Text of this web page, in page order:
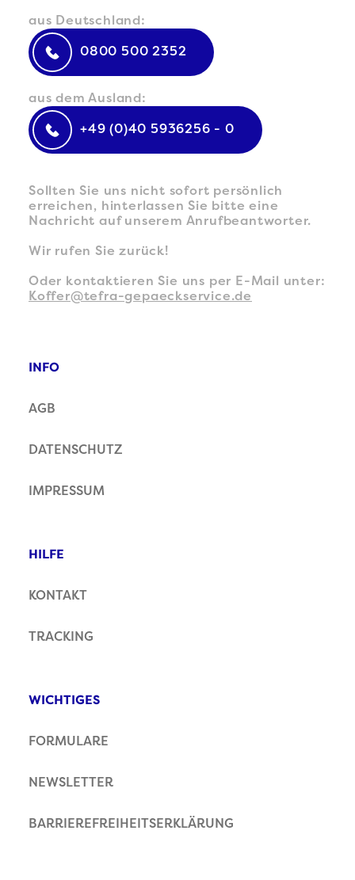
aus Deutschland:
0800 500 2352
aus dem Ausland:
+49 (0)40 5936256 - 0
Sollten Sie uns nicht sofort persönlich
erreichen, hinterlassen Sie bitte eine
Nachricht auf unserem Anrufbeantworter.
Wir rufen Sie zurück!
Oder kontaktieren Sie uns per E-Mail unter:
Koffer@tefra-gepaeckservice.de
INFO
AGB
DATENSCHUTZ
IMPRESSUM
HILFE
KONTAKT
TRACKING
WICHTIGES
FORMULARE
NEWSLETTER
BARRIEREFREIHEITSERKLÄRUNG